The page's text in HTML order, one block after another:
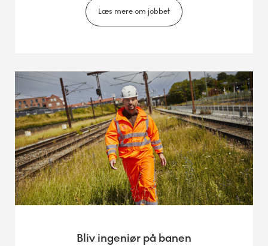
Læs mere om jobbet
Bliv ingeniør på banen